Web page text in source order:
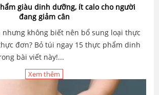
giàu dinh dưỡng, ít calo cho người
đang giảm cân
nhưng không biết nên bổ sung loại thực
đơn? Bỏ túi ngay 15 thực phẩm dinh
bài viết này!...
Xem thêm